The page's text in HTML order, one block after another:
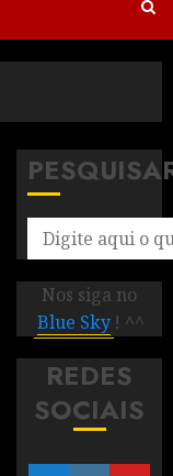
Nos siga no
Blue Sky ! ^^
REDES
SOCIAIS